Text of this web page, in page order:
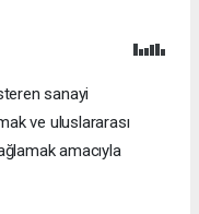
sanayi
ve uluslararası
amacıyla